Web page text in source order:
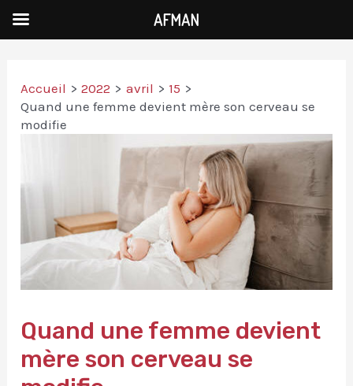
Accueil 2022 avril
15
Quand une femme devient mère son cerveau se
modifie
Quand une femme devient
mère son cerveau se
AFMAN